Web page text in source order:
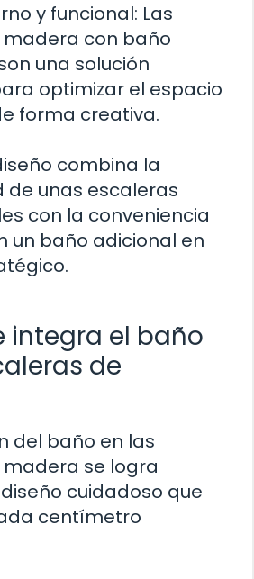
y funcional: Las
con baño
una solución
optimizar el espacio
forma creativa.
combina la
de unas escaleras
con la conveniencia
un baño adicional en
integra el baño
de
del baño en las
se logra
cuidadoso que
centímetro